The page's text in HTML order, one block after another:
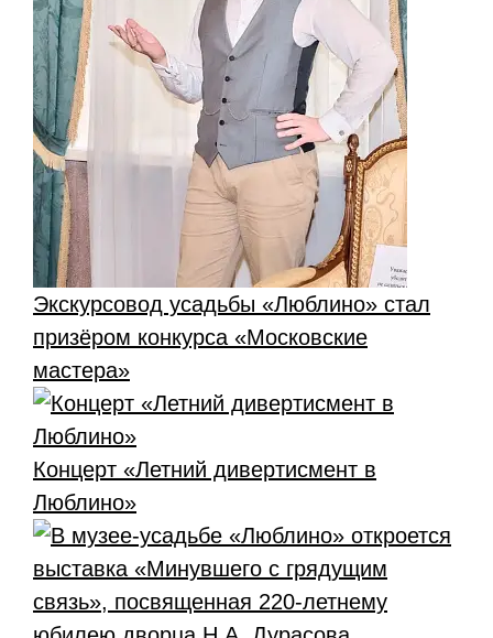
Экскурсовод усадьбы «Люблино» стал
призёром конкурса «Московские
мастера»
Концерт «Летний дивертисмент в
Люблино»